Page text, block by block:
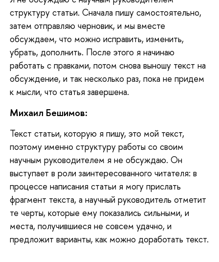
структуру статьи. Сначала пишу самостоятельно,
затем отправляю черновик, и мы вместе
обсуждаем, что можно исправить, изменить,
убрать, дополнить. После этого я начинаю
работать с правками, потом снова выношу текст на
обсуждение, и так несколько раз, пока не придем
к мысли, что статья завершена.
Михаил Бешимов:
Текст статьи, которую я пишу, это мой текст,
поэтому именно структуру работы со своим
научным руководителем я не обсуждаю. Он
выступает в роли заинтересованного читателя: в
процессе написания статьи я могу прислать
фрагмент текста, а научный руководитель отметит
те черты, которые ему показались сильными, и
места, получившиеся не совсем удачно, и
предложит варианты, как можно доработать текст.